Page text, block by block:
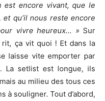
est encore vivant, que le
et qu’il nous reste encore
vivre heureux… » Sur
rit, ça vit quoi ! Et dans la
laisse vite emporter par
La setlist est longue, ils
au milieu des tous ces
à souligner. Tout d’abord,